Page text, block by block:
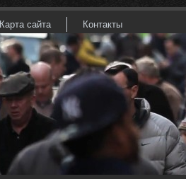
Карта сайта Контакты